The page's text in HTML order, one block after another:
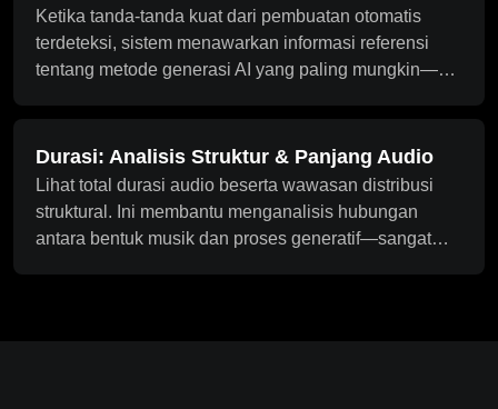
Generasi
Ketika tanda-tanda kuat dari pembuatan otomatis
terdeteksi, sistem menawarkan informasi referensi
tentang metode generasi AI yang paling mungkin—
pelabelan konten atau manajemen kebijakan.
Durasi: Analisis Struktur & Panjang Audio
Lihat total durasi audio beserta wawasan distribusi
struktural. Ini membantu menganalisis hubungan
antara bentuk musik dan proses generatif—sangat